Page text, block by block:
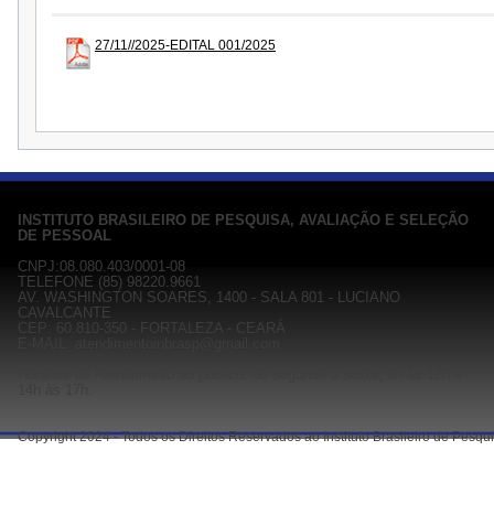
27/11//2025-EDITAL 001/2025
INSTITUTO BRASILEIRO DE PESQUISA, AVALIAÇÃO E SELEÇÃO
DE PESSOAL
CNPJ:08.080.403/0001-08
TELEFONE (85) 98220.9661
AV. WASHINGTON SOARES, 1400 - SALA 801 - LUCIANO
CAVALCANTE
CEP: 60.810-350 - FORTALEZA - CEARÁ
Copyright 2024 - Todos os Direitos Reservados ao Instituto Brasileiro de